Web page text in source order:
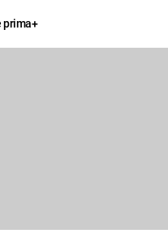
prima+
KOMEDIE